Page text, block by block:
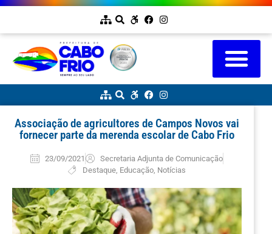
Associação de agricultores de Campos Novos vai
fornecer parte da merenda escolar de Cabo Frio
23/09/2021
Secretaria Adjunta de Comunicação
Destaque, Educação, Notícias